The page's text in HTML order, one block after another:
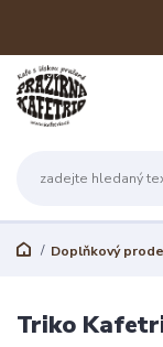
Doplňkový
Triko